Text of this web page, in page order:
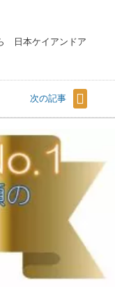
日本ケイアンドア
次の記事